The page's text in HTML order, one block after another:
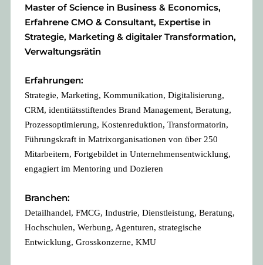
Master of Science in Business & Economics,
Erfahrene CMO & Consultant, Expertise in
Strategie, Marketing & digitaler Transformation,
Verwaltungsrätin
Erfahrungen:
Strategie, Marketing, Kommunikation, Digitalisierung,
CRM, identitätsstiftendes Brand Management, Beratung,
Prozessoptimierung, Kostenreduktion, Transformatorin,
Führungskraft in Matrixorganisationen von über 250
Mitarbeitern, Fortgebildet in Unternehmensentwicklung,
engagiert im Mentoring und Dozieren
Branchen:
Detailhandel, FMCG, Industrie, Dienstleistung, Beratung,
Hochschulen, Werbung, Agenturen, strategische
Entwicklung, Grosskonzerne, KMU